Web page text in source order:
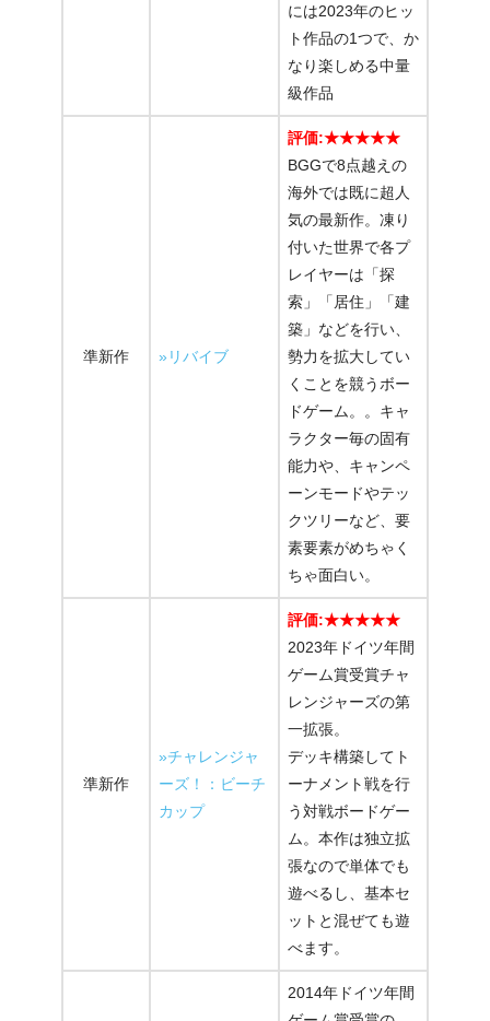
には2023年のヒッ
ト作品の1つで、か
なり楽しめる中量
級作品
準新作 »リバイブ
評価:★★★★★
BGGで8点越えの
海外では既に超人
気の最新作。凍り
付いた世界で各プ
レイヤーは「探
索」「居住」「建
築」などを行い、
勢力を拡大してい
くことを競うボー
ドゲーム。。キャ
ラクター毎の固有
能力や、キャンペ
ーンモードやテッ
クツリーなど、要
素要素がめちゃく
ちゃ面白い。
準新作
»チャレンジャ
ーズ！：ビーチ
カップ
評価:★★★★★
2023年ドイツ年間
ゲーム賞受賞チャ
レンジャーズの第
一拡張。
デッキ構築してト
ーナメント戦を行
う対戦ボードゲー
ム。本作は独立拡
張なので単体でも
遊べるし、基本セ
ットと混ぜても遊
べます。
2014年ドイツ年間